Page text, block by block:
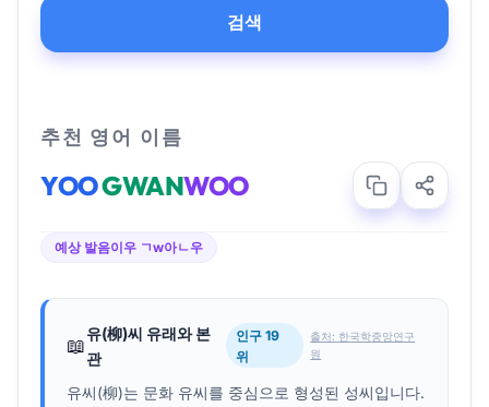
검색
추천 영어 이름
YOOGWANWOO
예상 발음이우 ㄱw아ㄴ우
📖
유(柳)씨 유래와 본
관
인구 19
위
출처: 한국학중앙연구
원
유씨(柳)는 문화 유씨를 중심으로 형성된 성씨입니다.